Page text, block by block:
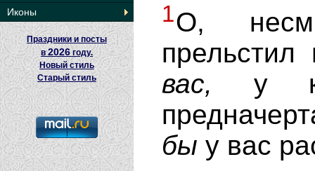
Иконы
Праздники и посты
в2026 году.
Новый стиль
Старый стиль
1О,
прельстил
вас, у
бы у вас